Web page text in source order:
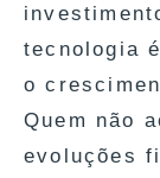
tecnologia
o
Quem não
evoluções